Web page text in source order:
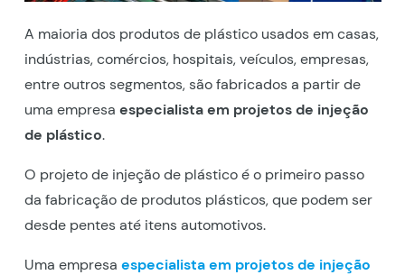
A maioria dos produtos de plástico usados em casas,
indústrias, comércios, hospitais, veículos, empresas,
entre outros segmentos, são fabricados a partir de
uma empresa especialista em projetos de injeção
de plástico.
O projeto de injeção de plástico é o primeiro passo
da fabricação de produtos plásticos, que podem ser
desde pentes até itens automotivos.
Uma empresa especialista em projetos de injeção